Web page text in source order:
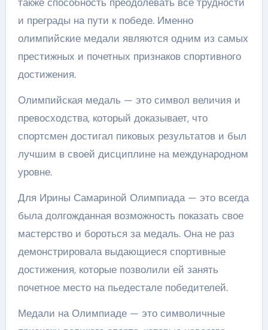
и преграды на пути к победе. Именно
олимпийские медали являются одним из самых
престижных и почетных признаков спортивного
достижения.
Олимпийская медаль — это символ величия и
превосходства, который доказывает, что
спортсмен достигал пиковых результатов и был
лучшим в своей дисциплине на международном
уровне.
Для Ирины Самариной Олимпиада — это всегда
была долгожданная возможность показать свое
мастерство и бороться за медаль. Она не раз
демонстрировала выдающиеся спортивные
достижения, которые позволили ей занять
почетное место на пьедестале победителей.
Медали на Олимпиаде — это символичные